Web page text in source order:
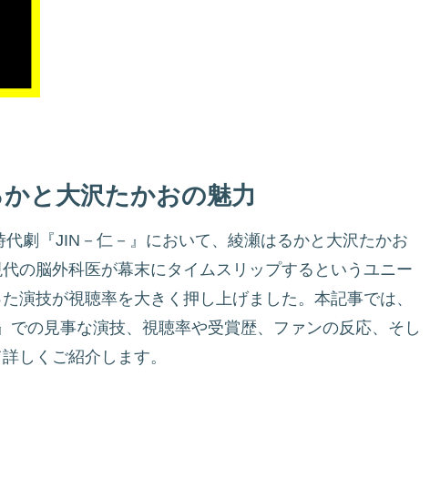
と大沢たかおの魅力
劇『JIN－仁－』において、綾瀬はるかと大沢たかお
の脳外科医が幕末にタイムスリップするというユニー
演技が視聴率を大きく押し上げました。本記事では、
での見事な演技、視聴率や受賞歴、ファンの反応、そし
しくご紹介します。